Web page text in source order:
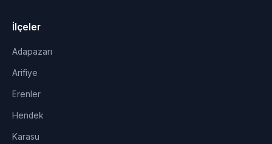
İlçeler
Adapazarı
Arifiye
Erenler
Hendek
Karasu